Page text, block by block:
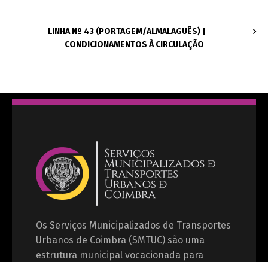
LINHA Nº 43 (PORTAGEM/ALMALAGUÊS) |
CONDICIONAMENTOS À CIRCULAÇÃO
Os Serviços Municipalizados de Transportes
Urbanos de Coimbra (SMTUC) são uma
estrutura municipal vocacionada para